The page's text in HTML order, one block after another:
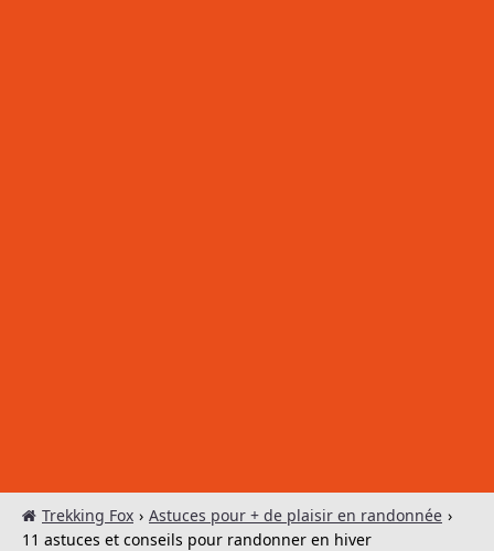
Trekking Fox › Astuces pour + de plaisir en randonnée ›
11 astuces et conseils pour randonner en hiver